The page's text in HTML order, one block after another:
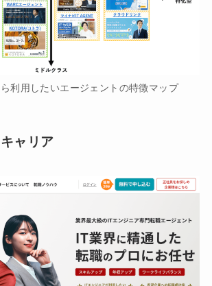
利用したいエージェントの特徴マップ
ャリア